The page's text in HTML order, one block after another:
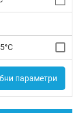
параметри